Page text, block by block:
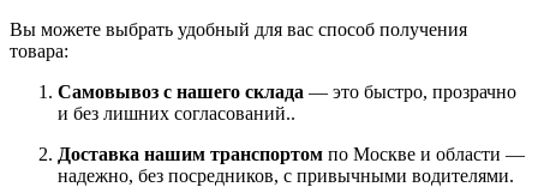
Вы можете выбрать удобный для вас способ получения
товара:
Самовывоз с нашего склада — это быстро, прозрачно
и без лишних согласований..
Доставка нашим транспортом по Москве и области —
надежно, без посредников, с привычными водителями.